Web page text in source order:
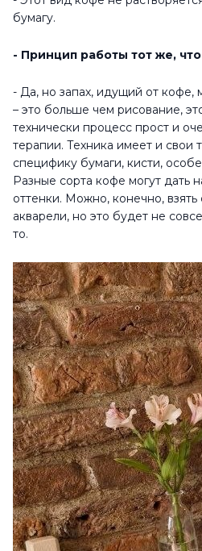
бумагу.
- Принцип работы тот же,
- Да, но запах, идущий от кофе,
– это больше чем рисование,
технически процесс прост и
терапии. Техника имеет и свои
специфику бумаги, кисти,
Разные сорта кофе могут дать
оттенки. Можно, конечно,
акварели, но это будет не
то.